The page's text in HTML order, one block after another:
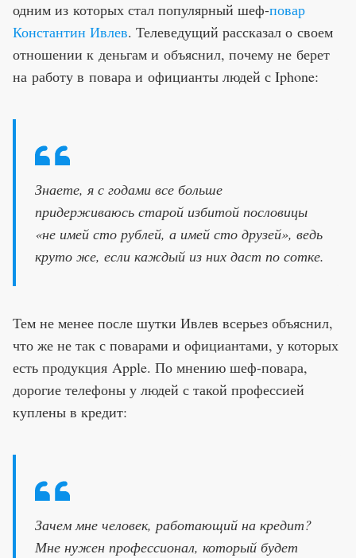
одним из которых стал популярный шеф-повар
Константин Ивлев. Телеведущий рассказал о своем
отношении к деньгам и объяснил, почему не берет
на работу в повара и официанты людей с Iphone:
Знаете, я с годами все больше
придерживаюсь старой избитой пословицы
«не имей сто рублей, а имей сто друзей», ведь
круто же, если каждый из них даст по сотке.
Тем не менее после шутки Ивлев всерьез объяснил,
что же не так с поварами и официантами, у которых
есть продукция Apple. По мнению шеф-повара,
дорогие телефоны у людей с такой профессией
куплены в кредит:
Зачем мне человек, работающий на кредит?
Мне нужен профессионал, который будет